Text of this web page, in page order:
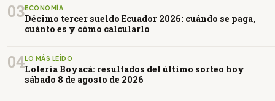
03ECONOMÍA
Décimo tercer sueldo Ecuador 2026: cuándo se paga,
cuánto es y cómo calcularlo
04LO MÁS LEÍDO
Lotería Boyacá: resultados del último sorteo hoy
sábado 8 de agosto de 2026